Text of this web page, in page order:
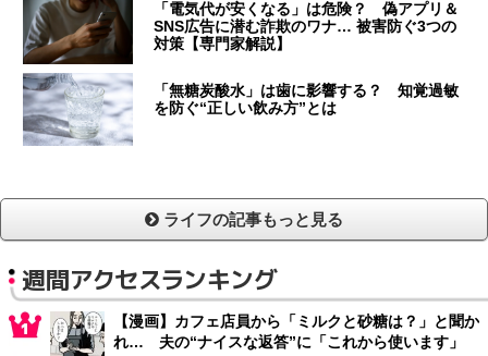
「電気代が安くなる」は危険？ 偽アプリ＆
SNS広告に潜む詐欺のワナ… 被害防ぐ3つの
対策【専門家解説】
「無糖炭酸水」は歯に影響する？ 知覚過敏
を防ぐ“正しい飲み方”とは
ライフの記事もっと見る
週間アクセスランキング
【漫画】カフェ店員から「ミルクと砂糖は？」と聞か
れ… 夫の“ナイスな返答”に「これから使います」